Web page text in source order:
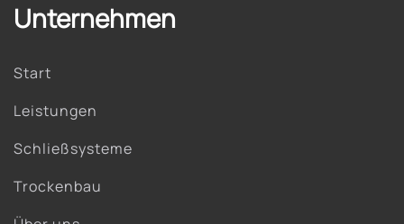
Unternehmen
Start
Leistungen
Schließsysteme
Trockenbau